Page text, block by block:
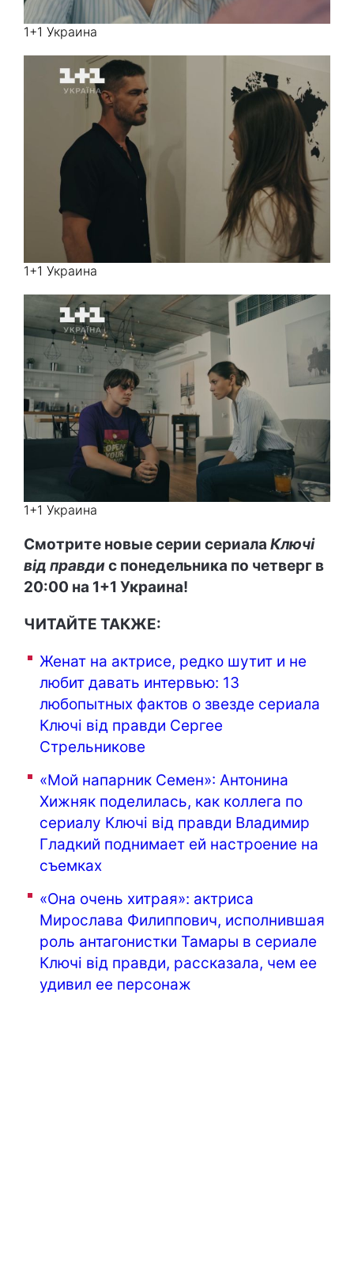
1+1 Украина
1+1 Украина
1+1 Украина
Смотрите новые серии сериала Ключі
від правдис понедельника по четверг в
20:00 на 1+1 Украина!
ЧИТАЙТЕ ТАКЖЕ:
Женат на актрисе, редко шутит и не
любит давать интервью: 13
любопытных фактов о звезде сериала
Ключі від правди Сергее
Стрельникове
«Мой напарник Семен»: Антонина
Хижняк поделилась, как коллега по
сериалу Ключі від правди Владимир
Гладкий поднимает ей настроение на
съемках
«Она очень хитрая»: актриса
Мирослава Филиппович, исполнившая
роль антагонистки Тамары в сериале
Ключі від правди, рассказала, чем ее
удивил ее персонаж